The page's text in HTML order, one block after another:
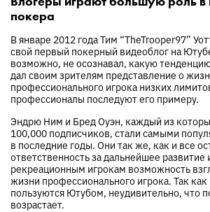
покера
В январе 2012 года Тим “TheTrooper97”
свой первый покерный видеоблог на
возможно, не осознавал, какую тенденцию
дал своим зрителям представление о
профессионального игрока низких
профессионалы последуют его примеру.
Эндрю Ним и Бред Оуэн, каждый из
100,000 подписчиков, стали самыми
в последние годы. Они так же, как и все
ответственность за дальнейшее развитие
рекреационным игрокам возможность
жизни профессионального игрока. Так
пользуются Ютубом, неудивительно, что
возрастает.